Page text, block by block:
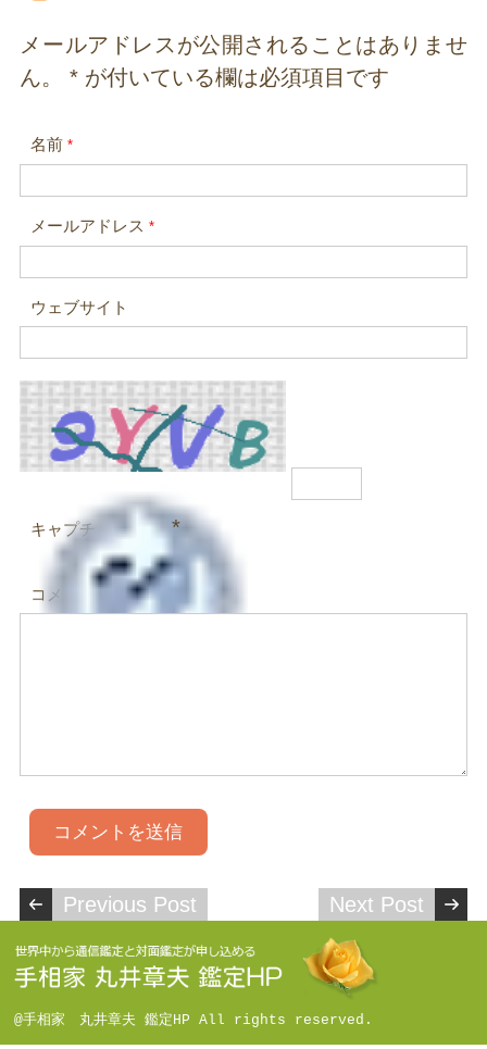
メールアドレスが公開されることはありませ
ん。* が付いている欄は必須項目です
名前*
メールアドレス*
ウェブサイト
キャプチャコード *
コメント
Previous Post Next Post
@手相家 丸井章夫 鑑定HP All rights reserved.